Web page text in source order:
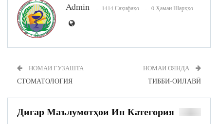
Admin 1414 Саҳифаҳо 0 Ҳамаи Шарҳҳо
НОМАИ ГУЗАШТА
СТОМАТОЛОГИЯ
НОМАИ ОЯНДА
ТИББИ-ОИЛАВӢ
Дигар Маълумотҳои Ин Категория